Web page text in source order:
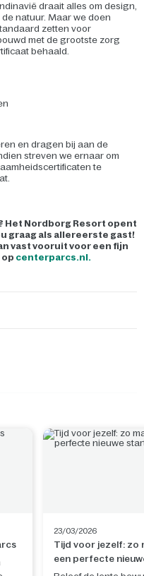
draait alles om design,
natuur. Maar we doen
zetten voor
met de grootste zorg
behaald.
en dragen bij aan de
streven we ernaar om
te
Het Nordborg Resort opent
graag als allereerste gast!
vast vooruit voor een fijn
op centerparcs.nl.
23/03/2026
Tijd voor jezelf: zo
een perfecte